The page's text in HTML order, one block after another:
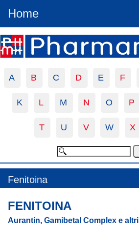
Home
A B C D E F
K L M N O P
T U V W X
Fenitoina
FENITOINA
Aurantin, Gamibetal Complex e altri